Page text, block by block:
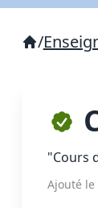
/
"Cours
Ajouté le